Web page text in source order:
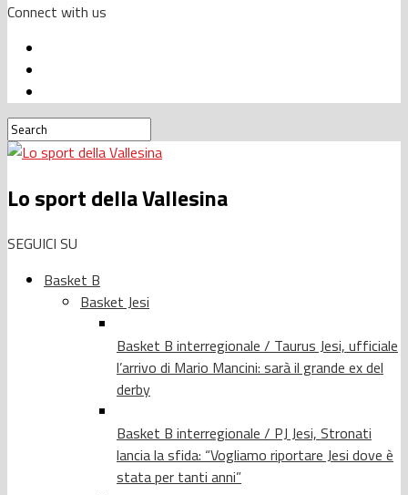
Connect with us
Lo sport della Vallesina
SEGUICI SU
Basket B
Basket Jesi
Basket B interregionale / Taurus Jesi, ufficiale
l’arrivo di Mario Mancini: sarà il grande ex del
derby
Basket B interregionale / PJ Jesi, Stronati
lancia la sfida: “Vogliamo riportare Jesi dove è
stata per tanti anni”